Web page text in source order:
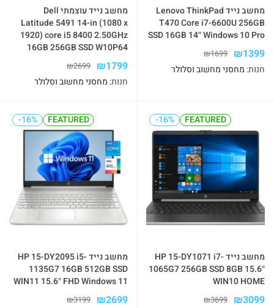
מחשב נייד Lenovo ThinkPad
T470 Core i7-6600U 256GB
SSD 16GB 14″ Windows 10 Pro
₪1399
₪1699
חנות: מחסני מחשוב וסלולר
מחשב נייד עוצמתי Dell
Latitude 5491 14-in (1080 x
1920) core i5 8400 2.50GHz
16GB 256GB SSD W10P64
₪1799
₪2699
חנות: מחסני מחשוב וסלולר
-16% FEATURED
-16% FEATURED
מחשב נייד HP 15-DY1071 i7-
1065G7 256GB SSD 8GB 15.6″
WIN10 HOME
₪3099
₪3699
-16% FEATURED
-16% FEATURED
מחשב נייד HP 15-DY2095 i5-
1135G7 16GB 512GB SSD
WIN11 15.6″ FHD Windows 11
₪2699
₪3199